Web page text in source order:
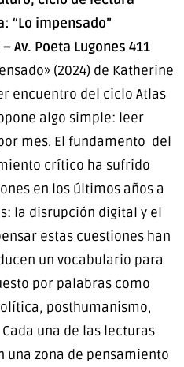
“Lo impensado”
Av. Poeta Lugones 411
(2024) de Katherine
encuentro del ciclo Atlas
algo simple: leer
mes. El fundamento del
crítico ha sufrido
en los últimos años a
la disrupción digital y el
estas cuestiones han
un vocabulario para
por palabras como
posthumanismo,
una de las lecturas
una zona de pensamiento